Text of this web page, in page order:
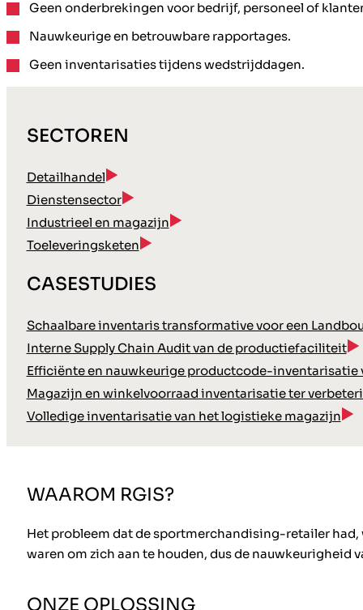
Geen onderbrekingen voor bedrijf, personeel of
Nauwkeurige en betrouwbare rapportages.
Geen inventarisaties tijdens wedstrijddagen.
SECTOREN
Detailhandel
Dienstensector
Industrieel en magazijn
Toeleveringsketen
CASESTUDIES
Schaalbare inventaris transformative voor een
Interne Supply Chain Audit van de productiefaciliteit
Efficiënte en nauwkeurige productcode-inventarisatie
Magazijn en winkelvoorraad inventarisatie ter
Volledige inventarisatie van het logistieke magazijn
WAAROM RGIS?
Het probleem dat de sportmerchandising-retailer had,
waren om zich aan te houden, dus de nauwkeurigheid
ONZE OPLOSSING